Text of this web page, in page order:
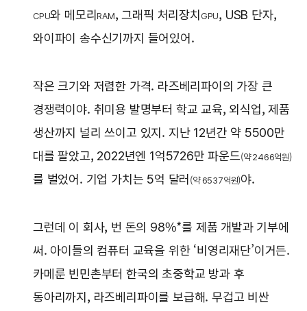
CPU와 메모리RAM, 그래픽 처리장치 GPU, USB 단자,
와이파이 송수신기까지 들어있어.
작은 크기와 저렴한 가격. 라즈베리파이의 가장 큰
경쟁력이야. 취미용 발명부터 학교 교육, 외식업, 제품
생산까지 널리 쓰이고 있지. 지난 12년간 약 5500만
대를 팔았고, 2022년엔 1억5726만 파운드(약 2466억원)
를 벌었어. 기업 가치는 5억 달러 (약 6537억원)야.
그런데 이 회사, 번 돈의 98%*를 제품 개발과 기부에
써. 아이들의 컴퓨터 교육을 위한 ‘비영리재단’이거든.
카메룬 빈민촌부터 한국의 초중학교 방과 후
동아리까지, 라즈베리파이를 보급해. 무겁고 비싼